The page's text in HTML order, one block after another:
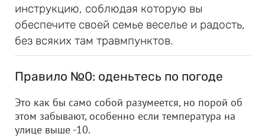
инструкцию, соблюдая которую вы
обеспечите своей семье веселье и радость,
без всяких там травмпунктов.
Правило №0: оденьтесь по погоде
Это как бы само собой разумеется, но порой об
этом забывают, особенно если температура на
улице выше -10.